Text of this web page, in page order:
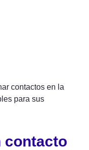
contactos en la
para sus
contacto